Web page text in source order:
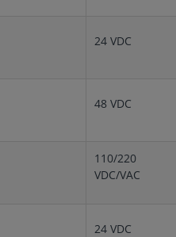
24 VDC
48 VDC
110/220
VDC/VAC
24 VDC